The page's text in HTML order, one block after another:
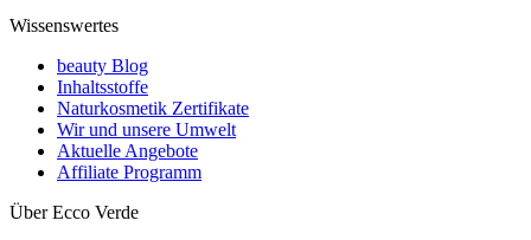
Wissenswertes
beauty Blog
Inhaltsstoffe
Naturkosmetik Zertifikate
Wir und unsere Umwelt
Aktuelle Angebote
Affiliate Programm
Über Ecco Verde